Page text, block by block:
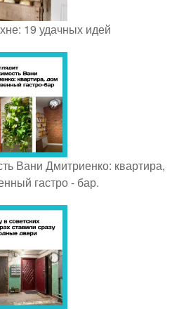
19 удачных идей
Вани Дмитриенко: квартира,
гастро - бар.